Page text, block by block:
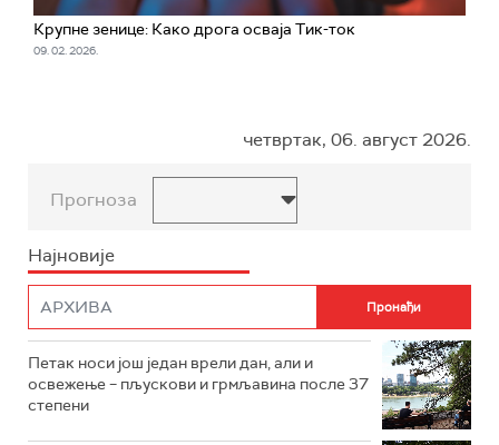
Крупне зенице: Како дрога осваја Тик-ток
09. 02. 2026.
четвртак, 06. август 2026.
Прогноза
Најновије
Петак носи још један врели дан, али и
освежење – пљускови и грмљавина после 37
степени